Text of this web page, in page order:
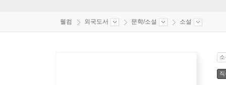
웰컴 외국도서 문학/소설 소설